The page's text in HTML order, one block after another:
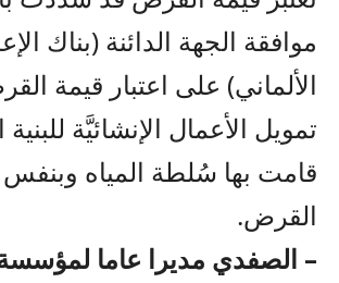
موافقة الجهة الدائنة (بناك
الألماني) على اعتبار قيمة
تمويل الأعمال الإنشائيَّة للبنية
قامت بها سُلطة المياه
القرض.
– الصفدي مديرا عاما لمؤسسة